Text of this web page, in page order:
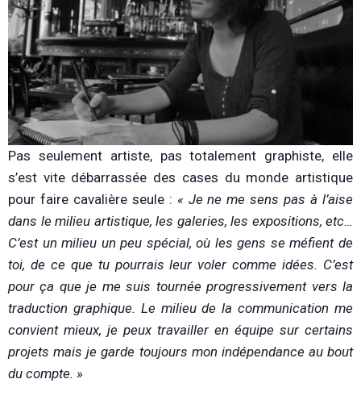
Pas seulement artiste, pas totalement graphiste, elle
s’est vite débarrassée des cases du monde artistique
pour faire cavalière seule : « Je ne me sens pas à l’aise
dans le milieu artistique, les galeries, les expositions, etc…
C’est un milieu un peu spécial, où les gens se méfient de
toi, de ce que tu pourrais leur voler comme idées. C’est
pour ça que je me suis tournée progressivement vers la
traduction graphique. Le milieu de la communication me
convient mieux, je peux travailler en équipe sur certains
projets mais je garde toujours mon indépendance au bout
du compte. »